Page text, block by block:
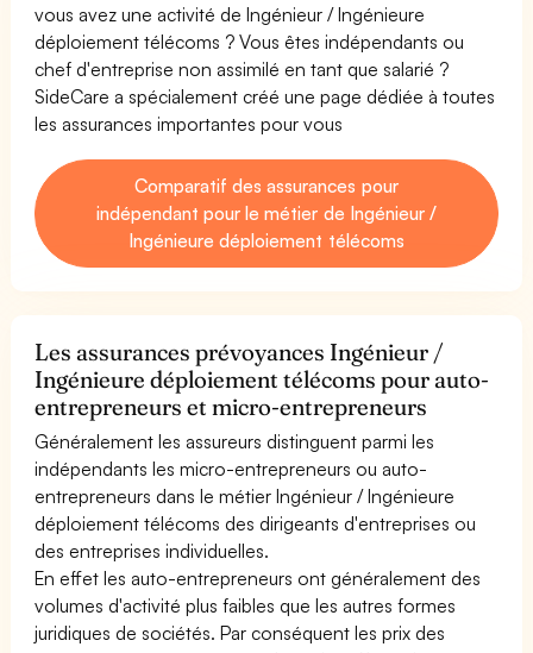
vous avez une activité de Ingénieur / Ingénieure
déploiement télécoms ? Vous êtes indépendants ou
chef d'entreprise non assimilé en tant que salarié ?
SideCare a spécialement créé une page dédiée à toutes
les assurances importantes pour vous
Comparatif des assurances pour
indépendant pour le métier de Ingénieur /
Ingénieure déploiement télécoms
Les assurances prévoyances Ingénieur /
Ingénieure déploiement télécoms pour auto-
entrepreneurs et micro-entrepreneurs
Généralement les assureurs distinguent parmi les
indépendants les micro-entrepreneurs ou auto-
entrepreneurs dans le métier Ingénieur / Ingénieure
déploiement télécoms des dirigeants d'entreprises ou
des entreprises individuelles.
En effet les auto-entrepreneurs ont généralement des
volumes d'activité plus faibles que les autres formes
juridiques de sociétés. Par conséquent les prix des